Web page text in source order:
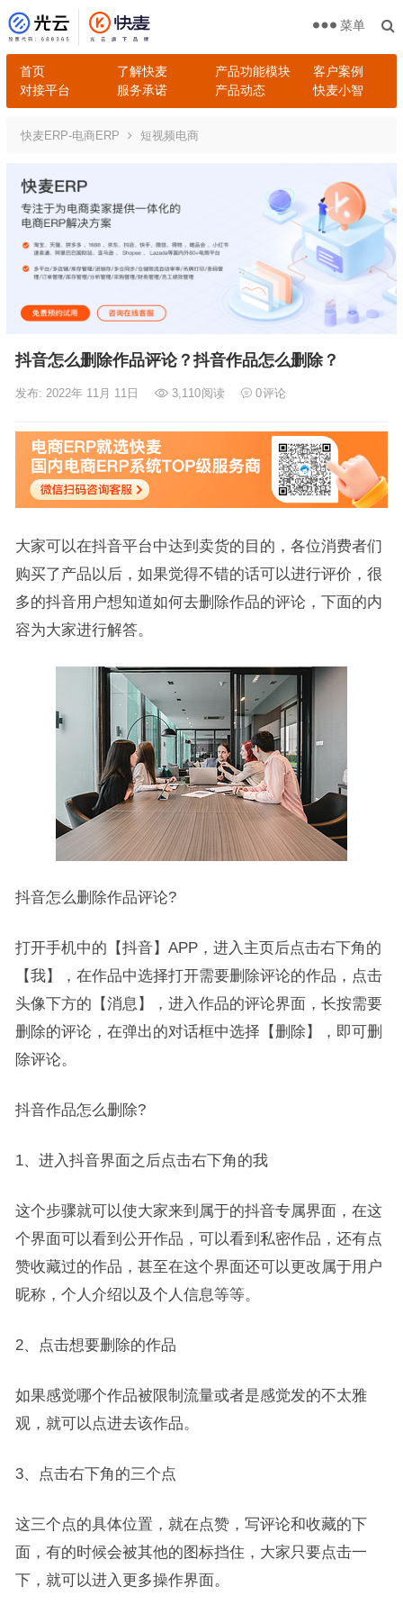
首页 了解快麦 产品功能模块
客户案例
对接平台
服务承诺 产品动态 快麦小智
菜单
快麦ERP-电商ERP 短视频电商
抖音怎么删除作品评论？抖音作品怎么删除？
发布: 2022年 11月 11日 3,110阅读 0评论
大家可以在抖音平台中达到卖货的目的，各位消费者们
购买了产品以后，如果觉得不错的话可以进行评价，很
多的抖音用户想知道如何去删除作品的评论，下面的内
容为大家进行解答。
抖音怎么删除作品评论?
打开手机中的【抖音】APP，进入主页后点击右下角的
【我】，在作品中选择打开需要删除评论的作品，点击
头像下方的【消息】，进入作品的评论界面，长按需要
删除的评论，在弹出的对话框中选择【删除】，即可删
除评论。
抖音作品怎么删除?
1、进入抖音界面之后点击右下角的我
这个步骤就可以使大家来到属于的抖音专属界面，在这
个界面可以看到公开作品，可以看到私密作品，还有点
赞收藏过的作品，甚至在这个界面还可以更改属于用户
昵称，个人介绍以及个人信息等等。
2、点击想要删除的作品
如果感觉哪个作品被限制流量或者是感觉发的不太雅
观，就可以点进去该作品。
3、点击右下角的三个点
这三个点的具体位置，就在点赞，写评论和收藏的下
面，有的时候会被其他的图标挡住，大家只要点击一
下，就可以进入更多操作界面。